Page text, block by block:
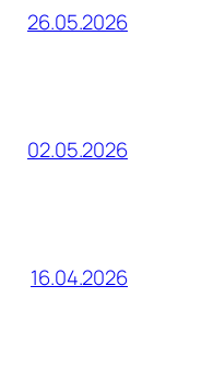
26.05.2026
02.05.2026
16.04.2026